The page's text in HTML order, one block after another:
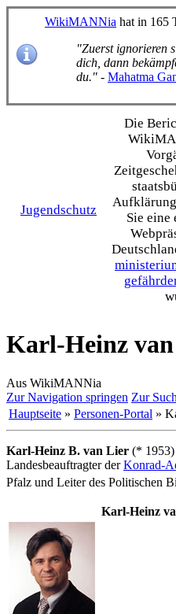
WikiMANNia hat in 165
"Zuerst ignorieren
dich, dann
du." - Mahatma
Jugendschutz
Die
Sie eine
Karl-Heinz
Aus WikiMANNia
Zur Navigation springen Zur
Hauptseite » Personen-Portal »
Karl-Heinz B. van Lier (* 1953)
Landesbeauftragter derKonrad-
Pfalz und Leiter des Politischen
Karl-Heinz